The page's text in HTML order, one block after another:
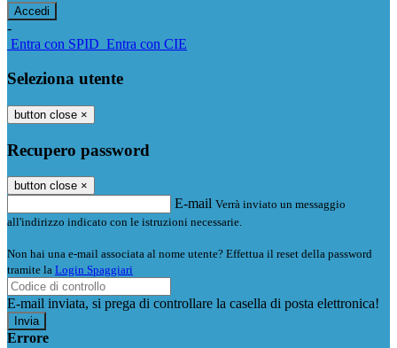
-
Entra con SPID Entra con CIE
Seleziona utente
button close ×
Recupero password
button close ×
E-mail Verrà inviato un messaggio
all'indirizzo indicato con le istruzioni necessarie.
Non hai una e-mail associata al nome utente? Effettua il reset della password
tramite la Login Spaggiari
E-mail inviata, si prega di controllare la casella di posta elettronica!
Errore